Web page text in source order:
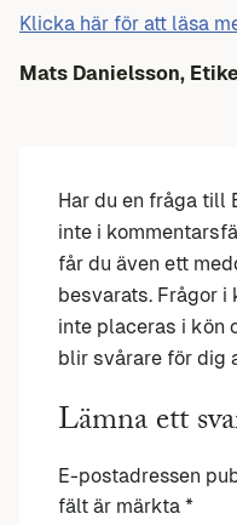
Klicka här för att läsa
Mats Danielsson,
Har du en fråga till
inte i
får du även ett
besvarats. Frågor i
inte placeras i kön
blir svårare för dig
Lämna ett
E-postadressen
fält är märkta *